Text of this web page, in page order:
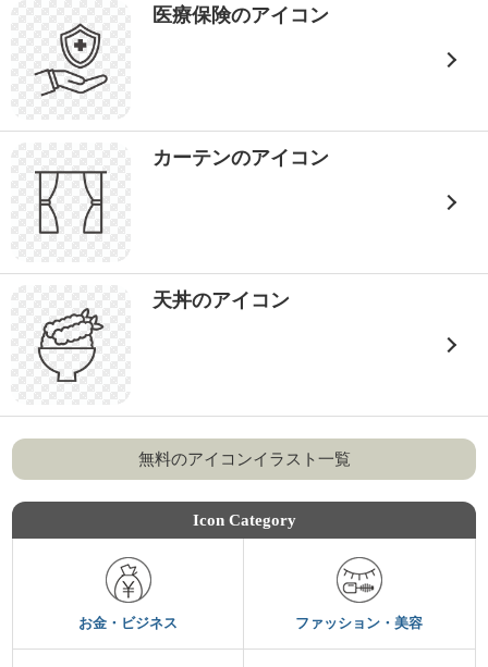
医療保険のアイコン
カーテンのアイコン
天丼のアイコン
無料のアイコンイラスト一覧
Icon Category
お金・ビジネス ファッション・美容